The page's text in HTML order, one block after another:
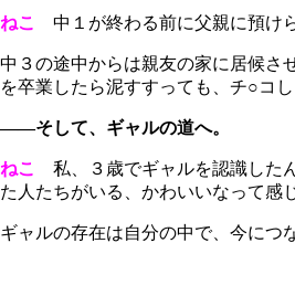
ねこ 中１が終わる前に父親に預け
中３の途中からは親友の家に居候さ
を卒業したら泥すすっても、チ○コ
――そして、ギャルの道へ。
ねこ
私、３歳でギャルを認識した
た人たちがいる、かわいいなって感
ギャルの存在は自分の中で、今につ